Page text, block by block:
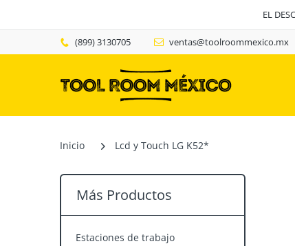
EL
(899) 3130705 ventas@toolroommexico.mx
Inicio Lcd y Touch LG K52*
Más Productos
Estaciones de trabajo